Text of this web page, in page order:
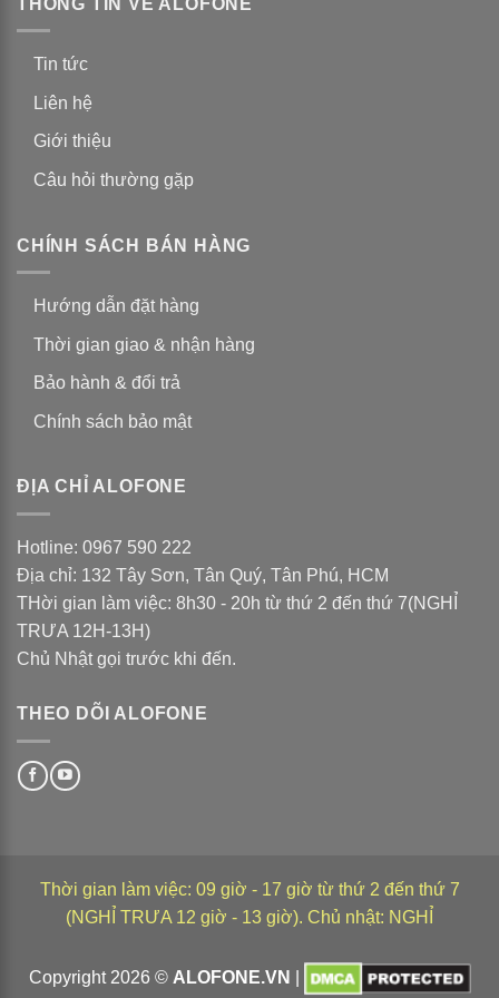
Tin tức
Liên hệ
Giới thiệu
Câu hỏi thường gặp
CHÍNH SÁCH BÁN HÀNG
Hướng dẫn đặt hàng
Thời gian giao & nhận hàng
Bảo hành & đổi trả
Chính sách bảo mật
ĐỊA CHỈ ALOFONE
Hotline: 0967 590 222
Địa chỉ: 132 Tây Sơn, Tân Quý, Tân Phú, HCM
THời gian làm việc: 8h30 - 20h từ thứ 2 đến thứ 7(NGHỈ
TRƯA 12H-13H)
Chủ Nhật gọi trước khi đến.
THEO DÕI ALOFONE
Thời gian làm việc: 09 giờ - 17 giờ từ thứ 2 đến thứ 7
(NGHỈ TRƯA 12 giờ - 13 giờ). Chủ nhật: NGHỈ
Copyright 2026 © ALOFONE.VN